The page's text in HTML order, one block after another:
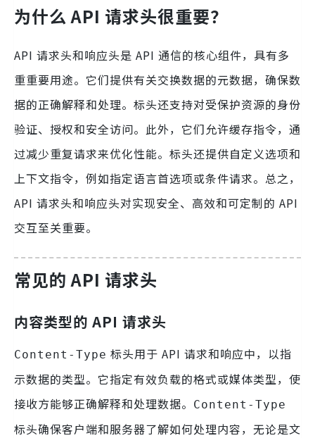
为什么 API 请求头很重要？
API 请求头和响应头是 API 通信的核心组件，具有多
重重要用途。它们提供有关交换数据的元数据，确保数
据的正确解释和处理。标头还支持对受保护资源的身份
验证、授权和安全访问。此外，它们允许缓存指令，通
过减少重复请求来优化性能。标头还提供自定义选项和
上下文指令，例如指定语言首选项或条件请求。总之，
API 请求头和响应头对实现安全、高效和可定制的 API
交互至关重要。
常见的 API 请求头
内容类型的 API 请求头
Content-Type 标头用于 API 请求和响应中，以指
示数据的类型。它指定有效负载的格式或媒体类型，使
接收方能够正确解释和处理数据。
Content-Type
标头确保客户端和服务器了解如何处理内容，无论是文